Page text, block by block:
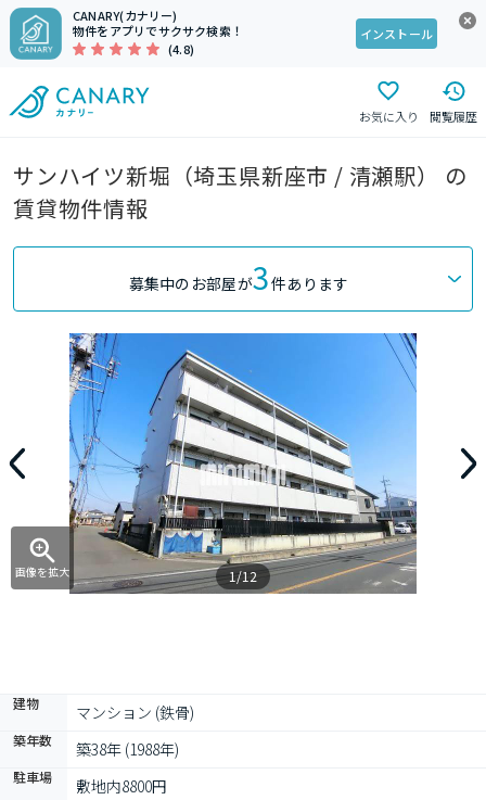
CANARY(カナリー)
物件をアプリでサクサク検索！
(4.8)
インストール
お気に入り 閲覧履歴
サンハイツ新堀（埼玉県新座市 / 清瀬駅） の
賃貸物件情報
募集中のお部屋が3件あります
画像を拡大 1/12
建物 マンション (鉄骨)
築年数 築38年 (1988年)
駐車場 敷地内8800円